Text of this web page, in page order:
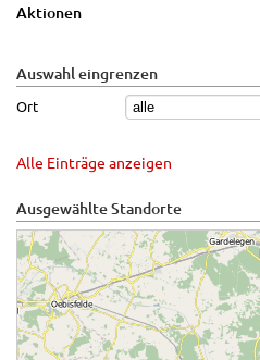
Aktionen
Auswahl eingrenzen
Ort
Alle Einträge anzeigen
Ausgewählte Standorte